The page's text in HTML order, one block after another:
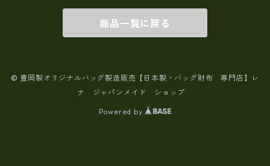
商品一覧に戻る
© 豊岡製オリジナルバッグ製造販売【日本製・バッグ財布 専門店】レ
ナ ジャパンメイド ショップ
Powered by